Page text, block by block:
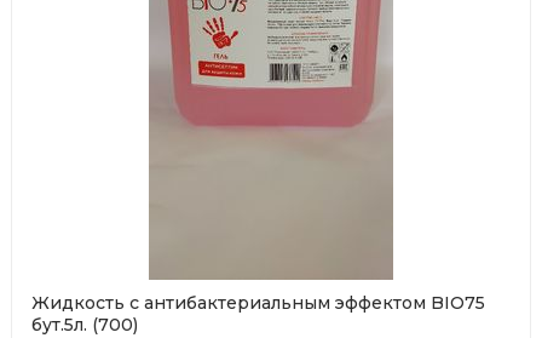
Жидкость с антибактериальным эффектом BIO75
бут.5л. (700)